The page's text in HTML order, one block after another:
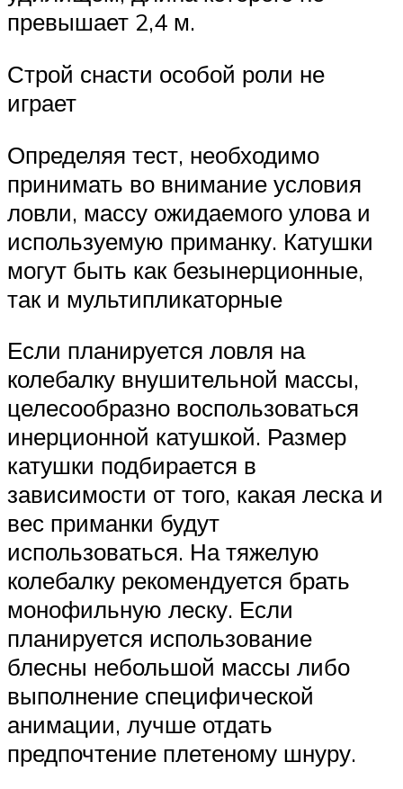
превышает 2,4 м.
Строй снасти особой роли не
играет
Определяя тест, необходимо
принимать во внимание условия
ловли, массу ожидаемого улова и
используемую приманку. Катушки
могут быть как безынерционные,
так и мультипликаторные
Если планируется ловля на
колебалку внушительной массы,
целесообразно воспользоваться
инерционной катушкой. Размер
катушки подбирается в
зависимости от того, какая леска и
вес приманки будут
использоваться. На тяжелую
колебалку рекомендуется брать
монофильную леску. Если
планируется использование
блесны небольшой массы либо
выполнение специфической
анимации, лучше отдать
предпочтение плетеному шнуру.